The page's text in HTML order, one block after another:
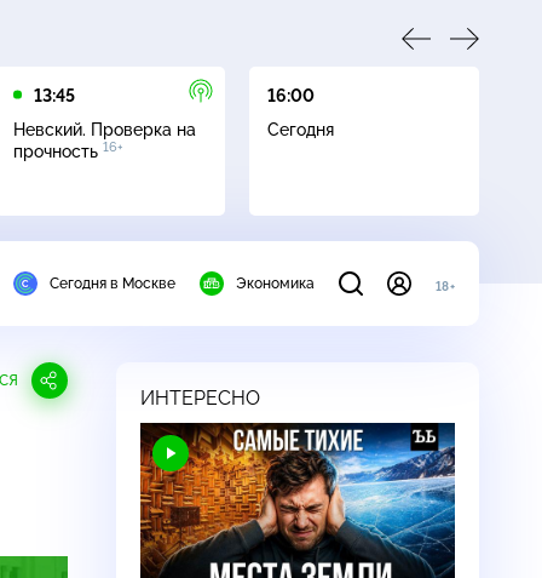
13:45
Невский. Проверка на
прочность 16+
16:00
Сегодня
Сегодня в Москве Экономика 18+
ИНТЕРЕСНО